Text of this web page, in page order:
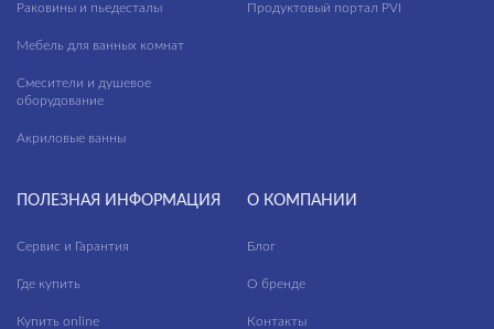
Раковины и пьедесталы
Мебель для ванных комнат
Смесители и душевое
оборудование
Акриловые ванны
Продуктовый портал PVI
ПОЛЕЗНАЯ ИНФОРМАЦИЯ
Сервис и Гарантия
Где купить
Купить online
О КОМПАНИИ
Блог
О бренде
Контакты